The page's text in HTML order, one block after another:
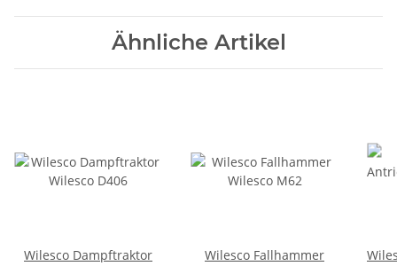
Ähnliche Artikel
Wilesco Dampftraktor
Wilesco Fallhammer